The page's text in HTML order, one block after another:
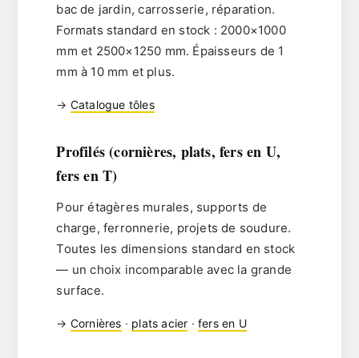
bac de jardin, carrosserie, réparation.
Formats standard en stock : 2000×1000
mm et 2500×1250 mm. Épaisseurs de 1
mm à 10 mm et plus.
→ Catalogue tôles
Profilés (cornières, plats, fers en U,
fers en T)
Pour étagères murales, supports de
charge, ferronnerie, projets de soudure.
Toutes les dimensions standard en stock
— un choix incomparable avec la grande
surface.
→ Cornières · plats acier · fers en U